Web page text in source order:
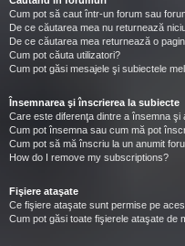
Cum pot să caut într-un forum sau
De ce căutarea mea nu returnează
De ce căutarea mea returnează o
Cum pot căuta utilizatori?
Cum pot găsi mesajele şi subiectele
Însemnarea şi înscrierea la subiecte
Care este diferenţa dintre a însemna şi
Cum pot însemna sau cum mă pot
Cum pot să mă înscriu la un anumit
How do I remove my subscriptions?
Fişiere ataşate
Ce fişiere ataşate sunt permise pe
Cum pot găsi toate fişierele ataşate de